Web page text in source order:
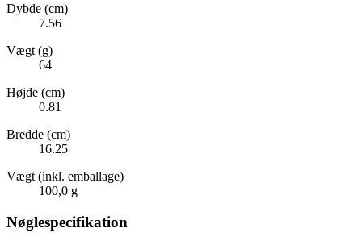
Dybde (cm)
7.56
Vægt (g)
64
Højde (cm)
0.81
Bredde (cm)
16.25
Vægt (inkl. emballage)
100,0 g
Nøglespecifikation